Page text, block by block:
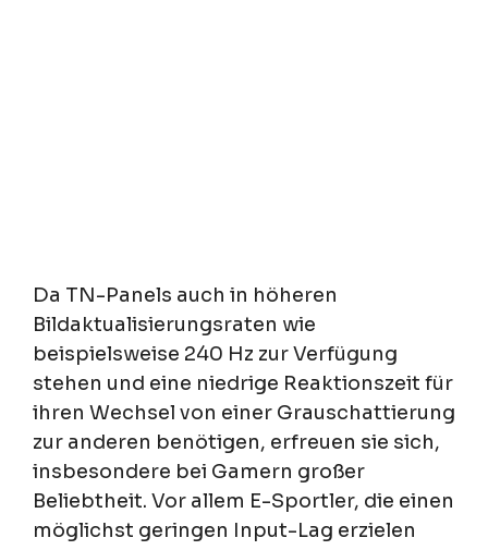
Da TN-Panels auch in höheren
Bildaktualisierungsraten wie
beispielsweise 240 Hz zur Verfügung
stehen und eine niedrige Reaktionszeit für
ihren Wechsel von einer Grauschattierung
zur anderen benötigen, erfreuen sie sich,
insbesondere bei Gamern großer
Beliebtheit. Vor allem E-Sportler, die einen
möglichst geringen Input-Lag erzielen